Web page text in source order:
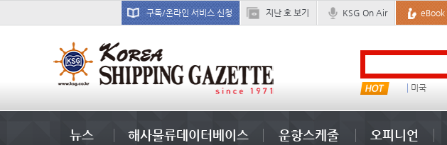
구독/온라인 서비스 신청 지난 호 보기 KSG On Air eBook
미중 미국
뉴스 해사물류데이터베이스 운항스케줄 오피니언